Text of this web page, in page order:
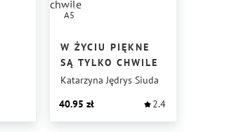
A5
W ŻYCIU PIĘKNE
SĄ TYLKO CHWILE
Katarzyna Jędrys Siuda
40.95
2.4